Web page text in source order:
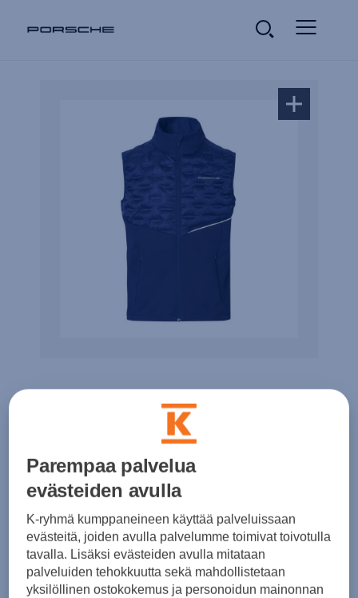
Miesten liivi
Sport Collection malliston miesten Porsche
Driver´s Selection liivi on lämmin ja miellyttävän
kevyt. Liivi on tuulenpitävää ja vettä hylkivää
materiaali. Väriltään sininen. Porsche -logo
takana vyötärön resorissa. Softshell materiaali ja
osittainen toppaus yläosassa.
Parempaa palvelua
evästeiden avulla
K-ryhmä kumppaneineen käyttää palveluissaan
evästeitä, joiden avulla palvelumme toimivat toivotulla
tavalla. Lisäksi evästeiden avulla mitataan
palveluiden tehokkuutta sekä mahdollistetaan
yksilöllinen ostokokemus ja personoidun mainonnan